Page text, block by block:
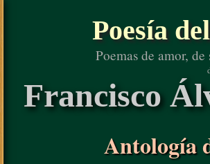
Poesía
Poemas de amor,
Francisco
Antología